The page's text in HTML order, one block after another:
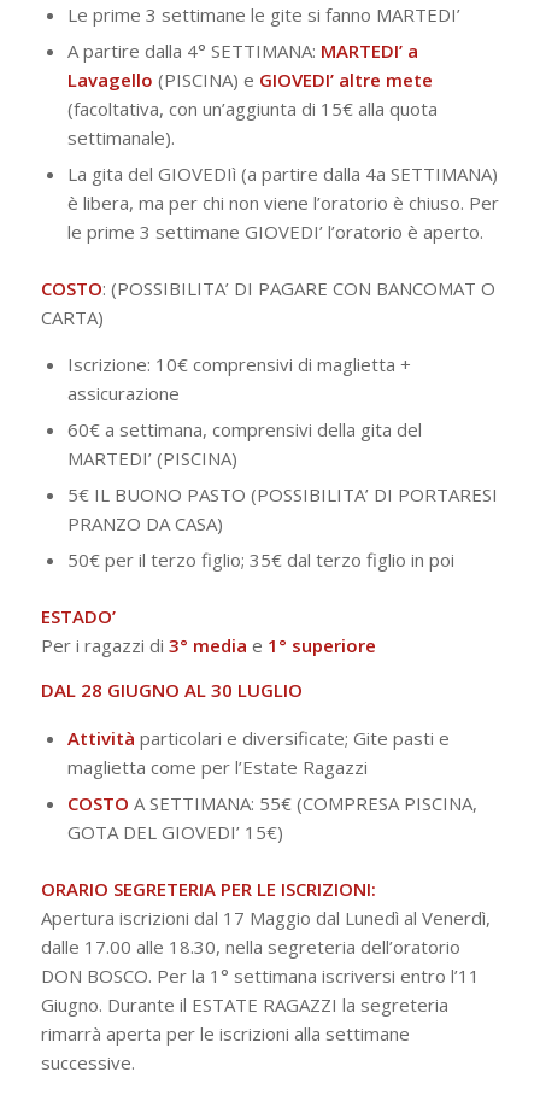
Le prime 3 settimane le gite si fanno MARTEDI’
A partire dalla 4° SETTIMANA: MARTEDI’ a
Lavagello (PISCINA) e GIOVEDI’ altre mete
(facoltativa, con un’aggiunta di 15€ alla quota
settimanale).
La gita del GIOVEDIì (a partire dalla 4a SETTIMANA)
è libera, ma per chi non viene l’oratorio è chiuso. Per
le prime 3 settimane GIOVEDI’ l’oratorio è aperto.
COSTO: (POSSIBILITA’ DI PAGARE CON BANCOMAT O
CARTA)
Iscrizione: 10€ comprensivi di maglietta +
assicurazione
60€ a settimana, comprensivi della gita del
MARTEDI’ (PISCINA)
5€ IL BUONO PASTO (POSSIBILITA’ DI PORTARESI
PRANZO DA CASA)
50€ per il terzo figlio; 35€ dal terzo figlio in poi
ESTADO’
Per i ragazzi di 3° media e 1° superiore
DAL 28 GIUGNO AL 30 LUGLIO
Attività particolari e diversificate; Gite pasti e
maglietta come per l’Estate Ragazzi
COSTO A SETTIMANA: 55€ (COMPRESA PISCINA,
GOTA DEL GIOVEDI’ 15€)
ORARIO SEGRETERIA PER LE ISCRIZIONI:
Apertura iscrizioni dal 17 Maggio dal Lunedì al Venerdì,
dalle 17.00 alle 18.30, nella segreteria dell’oratorio
DON BOSCO. Per la 1° settimana iscriversi entro l’11
Giugno. Durante il ESTATE RAGAZZI la segreteria
rimarrà aperta per le iscrizioni alla settimane
successive.